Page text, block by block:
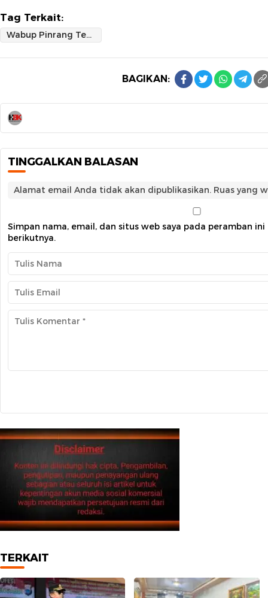
Tag Terkait:
Wabup Pinrang Tekankan Program Ketenagakerjaan Berbasis Data untuk Tekan Pengangguran
BAGIKAN:
TINGGALKAN BALASAN
Alamat email Anda tidak akan dipublikasikan. Ruas yang
Simpan nama, email, dan situs web saya pada peramban
berikutnya.
TERKAIT